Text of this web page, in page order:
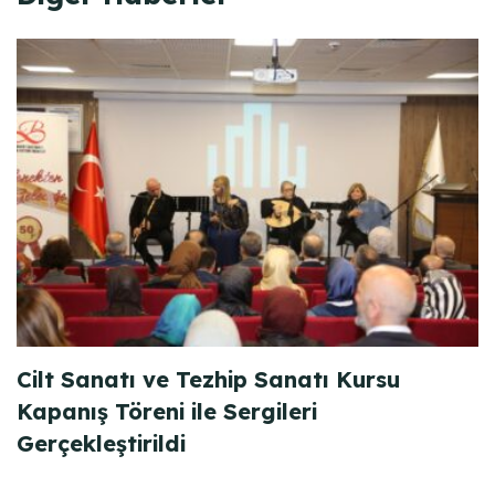
Cilt Sanatı ve Tezhip Sanatı Kursu
Kapanış Töreni ile Sergileri
Gerçekleştirildi